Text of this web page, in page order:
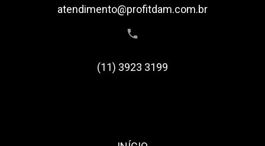
atendimento@profitdam.com.br
(11) 3923 3199